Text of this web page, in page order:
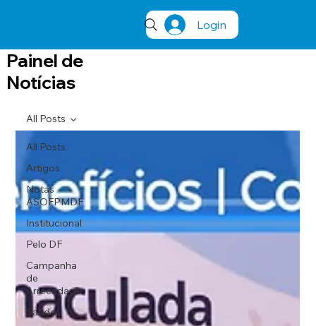
Login
Painel de
Notícias
All Posts
Artigos
Notas
ASOFPMDF
Institucional
Pelo DF
Campanha
de
Arrecadação
Saúde
All Posts